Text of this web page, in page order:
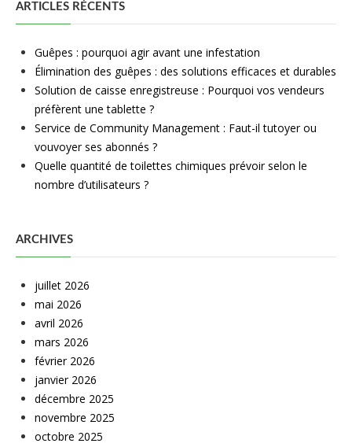
ARTICLES RÉCENTS
Guêpes : pourquoi agir avant une infestation
Élimination des guêpes : des solutions efficaces et durables
Solution de caisse enregistreuse : Pourquoi vos vendeurs
préfèrent une tablette ?
Service de Community Management : Faut-il tutoyer ou
vouvoyer ses abonnés ?
Quelle quantité de toilettes chimiques prévoir selon le
nombre d’utilisateurs ?
ARCHIVES
juillet 2026
mai 2026
avril 2026
mars 2026
février 2026
janvier 2026
décembre 2025
novembre 2025
octobre 2025